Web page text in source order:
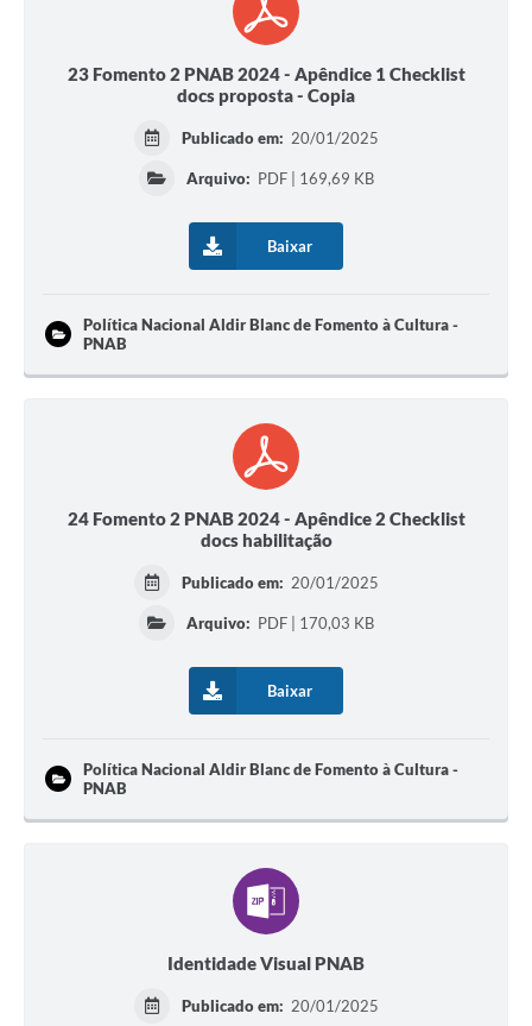
23 Fomento 2 PNAB 2024 - Apêndice 1 Checklist
docs proposta - Copia
Publicado em: 20/01/2025
Arquivo: PDF | 169,69 KB
Baixar
Política Nacional Aldir Blanc de Fomento à Cultura -
PNAB
24 Fomento 2 PNAB 2024 - Apêndice 2 Checklist
docs habilitação
Publicado em: 20/01/2025
Arquivo: PDF | 170,03 KB
Baixar
Política Nacional Aldir Blanc de Fomento à Cultura -
PNAB
Identidade Visual PNAB
Publicado em: 20/01/2025